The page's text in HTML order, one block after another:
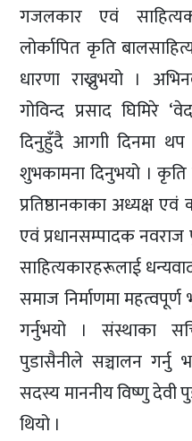
गजलकार एवं
लोर्कापित कृति
धारणा राख्नुभयो ।
गोविन्द प्रसाद घिमिरे
दिनुहुँदै आगाी दिनमा
शुभकामना दिनुभयो ।
प्रतिष्ठानकाका अध्यक्ष
एवं प्रधानसम्पादक नवराज
साहित्यकारहरूलाई
समाज निर्माणमा महत्वपूर्ण
गर्नुभयो । संस्थाका
पुडासैनीले सञ्चालन गर्नु
सदस्य माननीय विष्णु देवी
थियो ।